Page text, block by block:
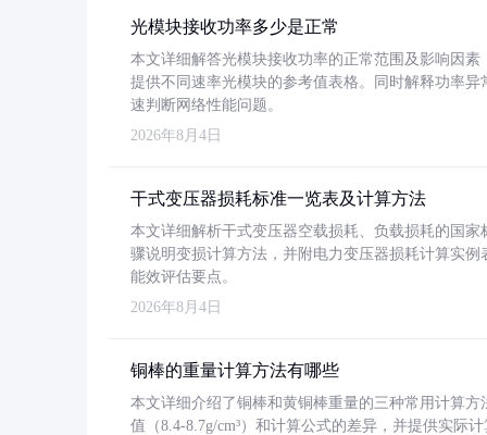
光模块接收功率多少是正常
本文详细解答光模块接收功率的正常范围及影响因
提供不同速率光模块的参考值表格。同时解释功率
速判断网络性能问题。
2026年8月4日
干式变压器损耗标准一览表及计算方法
本文详细解析干式变压器空载损耗、负载损耗的国家
骤说明变损计算方法，并附电力变压器损耗计算实
能效评估要点。
2026年8月4日
铜棒的重量计算方法有哪些
本文详细介绍了铜棒和黄铜棒重量的三种常用计算
值（8.4-8.7g/cm³）和计算公式的差异，并提供实际